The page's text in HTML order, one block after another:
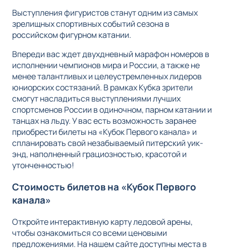
Выступления фигуристов станут одним из самых
зрелищных спортивных событий сезона в
российском фигурном катании.
Впереди вас ждет двухдневный марафон номеров в
исполнении чемпионов мира и России, а также не
менее талантливых и целеустремленных лидеров
юниорских состязаний. В рамках Кубка зрители
смогут насладиться выступлениями лучших
спортсменов России в одиночном, парном катании и
танцах на льду. У вас есть возможность заранее
приобрести билеты на «Кубок Первого канала» и
спланировать свой незабываемый питерский уик-
энд, наполненный грациозностью, красотой и
утонченностью!
Стоимость билетов на «Кубок Первого
канала»
Откройте интерактивную карту ледовой арены,
чтобы ознакомиться со всеми ценовыми
предложениями. На нашем сайте доступны места в